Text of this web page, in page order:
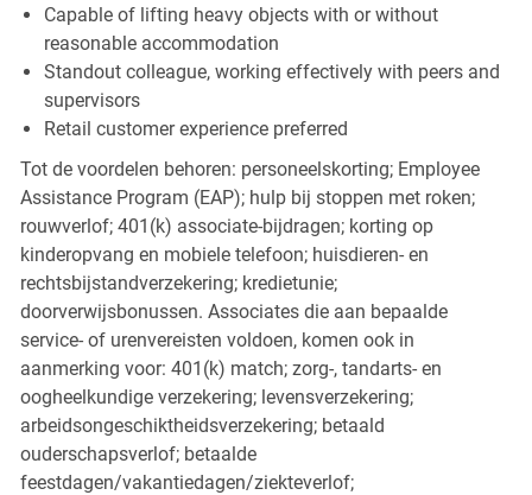
Capable of lifting heavy objects with or without
reasonable accommodation
Standout colleague, working effectively with peers and
supervisors
Retail customer experience preferred
Tot de voordelen behoren: personeelskorting; Employee
Assistance Program (EAP); hulp bij stoppen met roken;
rouwverlof; 401(k) associate-bijdragen; korting op
kinderopvang en mobiele telefoon; huisdieren- en
rechtsbijstandverzekering; kredietunie;
doorverwijsbonussen. Associates die aan bepaalde
service- of urenvereisten voldoen, komen ook in
aanmerking voor: 401(k) match; zorg-, tandarts- en
oogheelkundige verzekering; levensverzekering;
arbeidsongeschiktheidsverzekering; betaald
ouderschapsverlof; betaalde
feestdagen/vakantiedagen/ziekteverlof;